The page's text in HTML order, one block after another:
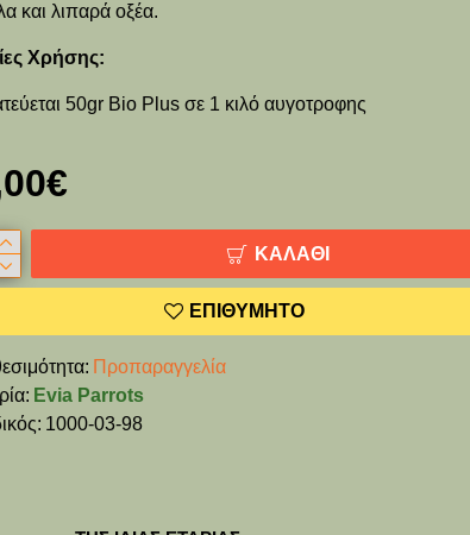
και λιπαρά οξέα.
Χρήσης:
50gr Bio Plus σε 1 κιλό αυγοτροφης
Προπαραγγελία
Evia Parrots
1000-03-98
ΚΑΛΆΘΙ
ΕΠΙΘΥΜΗΤΌ